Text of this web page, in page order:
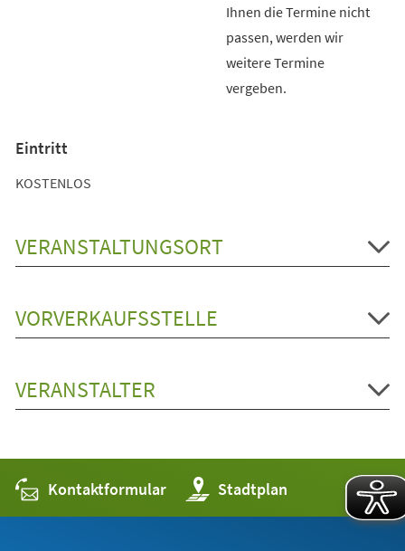
Ihnen die Termine nicht
passen, werden wir
weitere Termine
vergeben.
Eintritt
KOSTENLOS
VERANSTALTUNGSORT
VORVERKAUFSSTELLE
VERANSTALTER
Kontaktformular Stadtplan
(Öffnet
in
einem